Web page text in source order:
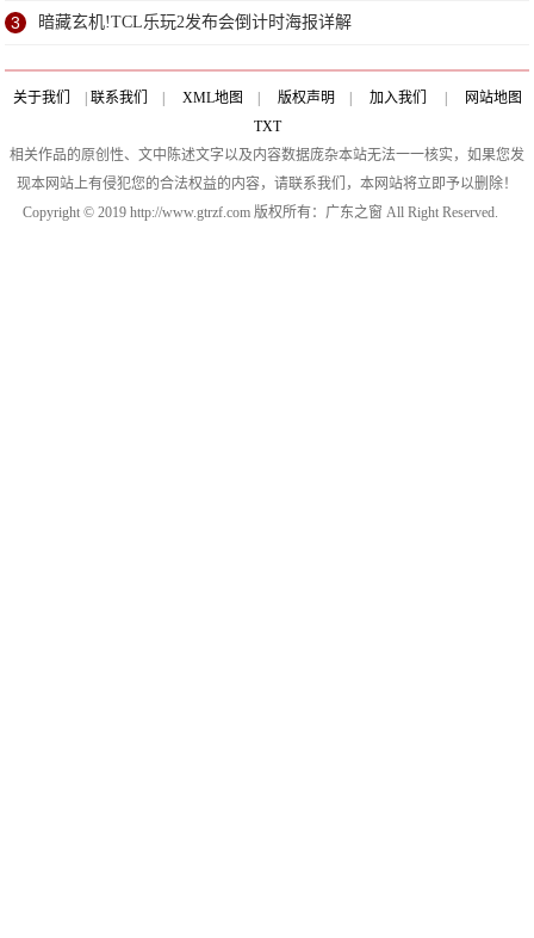
3 暗藏玄机!TCL乐玩2发布会倒计时海报详解
关于我们 联系我们 XML地图 版权声明 加入我们
网站地图
TXT
相关作品的原创性、文中陈述文字以及内容数据庞杂本站无法一一核实，如果您发
现本网站上有侵犯您的合法权益的内容，请联系我们，本网站将立即予以删除！
Copyright © 2019 http://www.gtrzf.com 版权所有：广东之窗 All Right Reserved.